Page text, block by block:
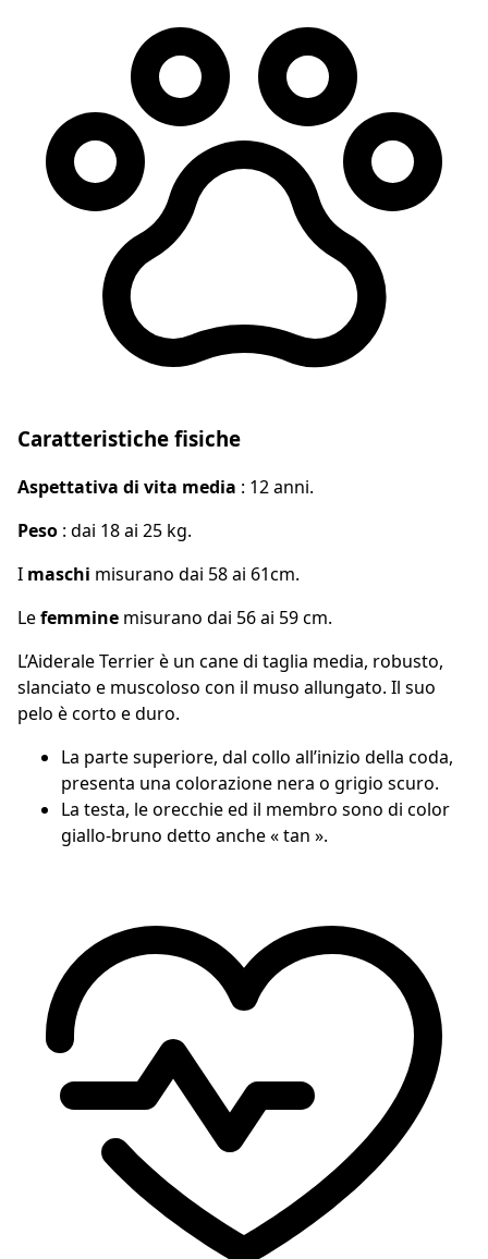
Caratteristiche fisiche
Aspettativa di vita media : 12 anni.
Peso : dai 18 ai 25 kg.
I maschi misurano dai 58 ai 61cm.
Lefemmine misurano dai 56 ai 59 cm.
L’Aiderale Terrier è un cane di taglia media, robusto,
slanciato e muscoloso con il muso allungato. Il suo
pelo è corto e duro.
La parte superiore, dal collo all’inizio della coda,
presenta una colorazione nera o grigio scuro.
La testa, le orecchie ed il membro sono di color
giallo-bruno detto anche « tan ».